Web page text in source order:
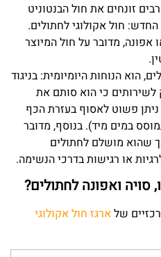
זונחים את חול הבנטוניט
חול אקולוגי לחתולים.
אפונה, מדובר על חול המיוצר
הוא הנוחות היומיומית: בניגוד
כי הוא סותם את
ניתן פשוט לאסוף בעזרת הכף
במים מיד). בנוסף, מדובר
שהוא מושלם לחתולים
או רגישות בדרכי הנשימה.
סויה ואפונה לחתולים?
שלארגז חול אקולוגי